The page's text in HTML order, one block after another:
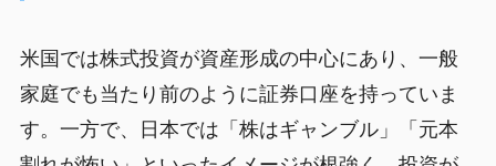
米国では株式投資が資産形成の中心にあり、一般
家庭でも当たり前のように証券口座を持っていま
す。一方で、日本では「株はギャンブル」「元本